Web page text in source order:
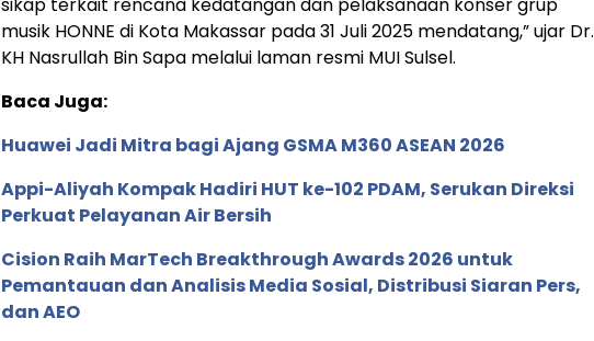
musik HONNE di Kota Makassar pada 31 Juli 2025 mendatang,” ujar Dr.
KH Nasrullah Bin Sapa melalui laman resmi MUI Sulsel.
Baca Juga:
Huawei Jadi Mitra bagi Ajang GSMA M360 ASEAN 2026
Appi-Aliyah Kompak Hadiri HUT ke-102 PDAM, Serukan Direksi
Perkuat Pelayanan Air Bersih
Cision Raih MarTech Breakthrough Awards 2026 untuk
Pemantauan dan Analisis Media Sosial, Distribusi Siaran Pers,
dan AEO